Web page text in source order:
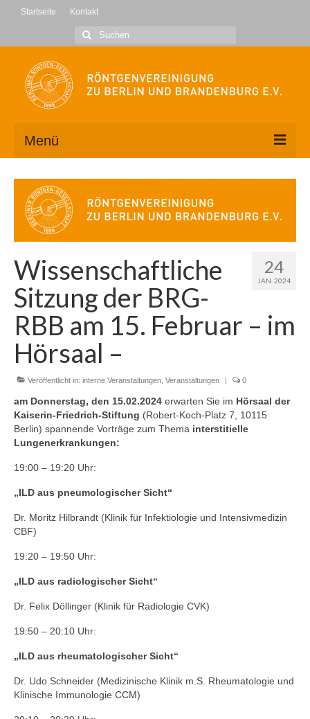
Startseite Kontakt
Suche
nach:
Menü
Wir über uns
Kontakt
Geschäftsstelle
Vorstand
Mitglied werden
Zur Geschichte
Satzung
Aktuelles
Veranstaltungen
Interne Veranstaltungen
Externe Veranstaltungen
Gustav-Bucky-Preis
Sponsoren
24
JAN. 2024
Wissenschaftliche
Sitzung der BRG-
RBB am 15. Februar – im
Hörsaal –
Veröffentlicht in: interne Veranstaltungen Veranstaltungen | 0
am Donnerstag, den 15.02.2024 erwarten Sie im Hörsaal der
Kaiserin-Friedrich-Stiftung (Robert-Koch-Platz 7, 10115
Berlin) spannende Vorträge zum Thema interstitielle
Lungenerkrankungen:
19:00 – 19:20 Uhr:
„ILD aus pneumologischer Sicht“
Dr. Moritz Hilbrandt (Klinik für Infektiologie und Intensivmedizin
CBF)
19:20 – 19:50 Uhr:
„ILD aus radiologischer Sicht“
Dr. Felix Döllinger (Klinik für Radiologie CVK)
19:50 – 20:10 Uhr:
„ILD aus rheumatologischer Sicht“
Dr. Udo Schneider (Medizinische Klinik m.S. Rheumatologie und
Klinische Immunologie CCM)